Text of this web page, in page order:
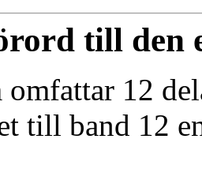
till den
omfattar 12
till band 12